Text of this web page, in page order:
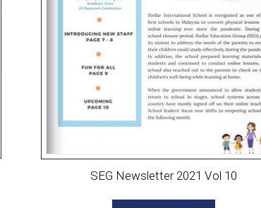
SEG Newsletter 2021 Vol 10